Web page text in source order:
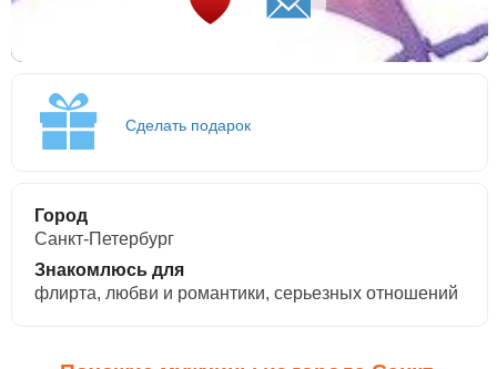
Сделать подарок
Город
Санкт-Петербург
Знакомлюсь для
флирта, любви и романтики, cерьезных отношений